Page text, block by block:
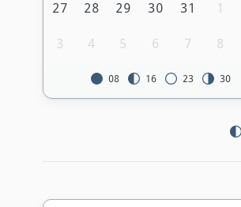
27 28 29 30 31 1
3 4 5 6 7 8
08 16 23 30